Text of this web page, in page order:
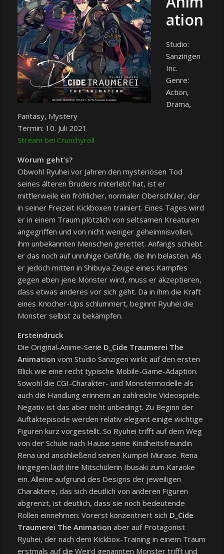
ation
Studio:
Sanzingen
Inc.
Genre:
Action,
Drama,
Fantasy, Mystery
Termin: 10. Juli 2021
Stream bei Crunchyroll
Worum geht’s?
Obwohl Ryuhei vor Jahren den mysteriösen Tod
seines älteren Bruders miterlebt hat, ist er
mittlerweile ein fröhlicher, normaler Oberschüler, der
in seiner Freizeit Kickboxen trainiert. Eines Tages wird
er in einem Traum plötzlich von seltsamen Kreaturen
angegriffen und von nicht weniger geheimnisvollen,
ihm unbekannten Menschen gerettet. Anfangs schiebt
er das noch auf unruhige Gefühle, die ihn belasten. Als
er jedoch mitten in Shibuya Zeuge eines Kampfes
gegen eben jene Monster wird, muss er akzeptieren,
dass etwas anderes vor sich geht. Da in ihm die Kraft
eines Knocher-Ups schlummert, beginnt Ryuhei die
Monster selbst zu bekämpfen.
Ersteindruck
Die Original-Anime-Serie D_Cide Traumerei The
Animation vom Studio Sanzigen wirkt auf den ersten
Blick wie eine recht typische Mobile-Game-Adaption.
Sowohl die CGI-Charakter- und Monstermodelle als
auch die Handlung erinnern an zahlreiche Videospiele.
Negativ ist das aber nicht unbedingt. Zu Beginn der
Auftaktepisode werden relativ elegant einige wichtige
Figuren kurz vorgestellt. So Ryuhei trifft auf dem Weg
von der Schule nach Hause seine Kindheitsfreundin
Rena und anschließend seinen Kumpel Murase. Rena
hingegen lädt ihre Mitschülerin Ibusaki zum Karaoke
ein. Alleine aufgrund des Designs der jeweiligen
Charaktere, das sich deutlich von anderen Figuren
abgrenzt, ist deutlich, dass sie noch bedeutende
Rollen einnehmen. Vorerst konzentriert sich D_Cide
Traumerei The Animation aber auf Protagonist
Ryuhei, der nach dem Kickbox-Training in einem Traum
erstmals auf die Weird genannten Monster trifft und